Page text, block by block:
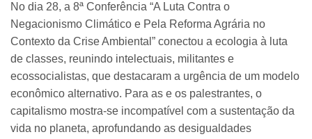
No dia 28, a 8ª Conferência “A Luta Contra o
Negacionismo Climático e Pela Reforma Agrária no
Contexto da Crise Ambiental” conectou a ecologia à luta
de classes, reunindo intelectuais, militantes e
ecossocialistas, que destacaram a urgência de um modelo
econômico alternativo. Para as e os palestrantes, o
capitalismo mostra-se incompatível com a sustentação da
vida no planeta, aprofundando as desigualdades